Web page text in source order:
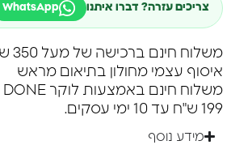
צריכים עזרה? דברו איתנו WhatsApp
משלוח חינם ברכישה של מעל 350 ש"ח עד 10 ימי עסקים
איסוף עצמי מחולון בתיאום מראש
199 ש"ח עד 10 ימי עסקים.
מידע נוסף